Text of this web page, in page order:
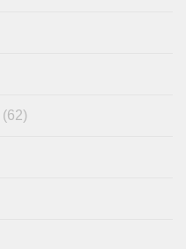
(62)